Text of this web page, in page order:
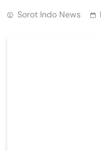
Sorot Indo News